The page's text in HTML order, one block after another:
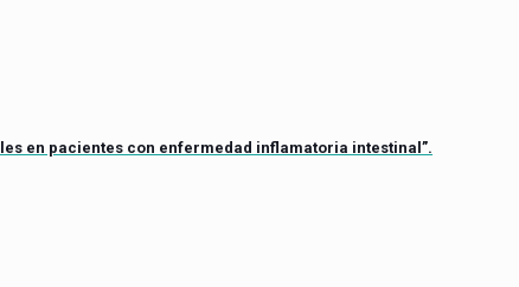
en pacientes con enfermedad inflamatoria intestinal”.